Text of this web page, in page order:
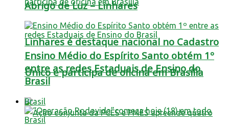
Linhares é destaque nacional no Cadastro
Único e participa de oficina em Brasília
Abrigo de Luz – Linhares
Ensino Médio do Espírito Santo obtém 1º
entre as redes Estaduais de Ensino do
Brasil
Brasil